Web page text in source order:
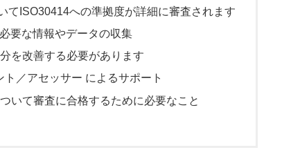
てISO30414への準拠度が詳細に審査されます
要な情報やデータの収集
を改善する必要があります
／アセッサー によるサポート
いて審査に合格するために必要なこと